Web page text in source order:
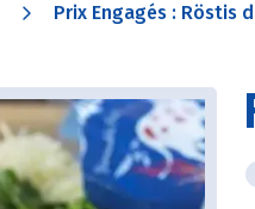
Prix Engagés : Röstis